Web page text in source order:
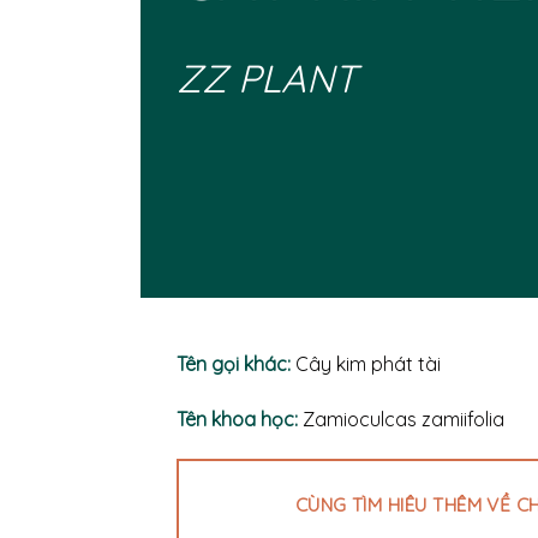
ZZ PLANT
Tên gọi khác: Cây kim phát tài
Tên khoa học: Zamioculcas zamiifolia
CÙNG TÌM HIÊU THÊM VỀ